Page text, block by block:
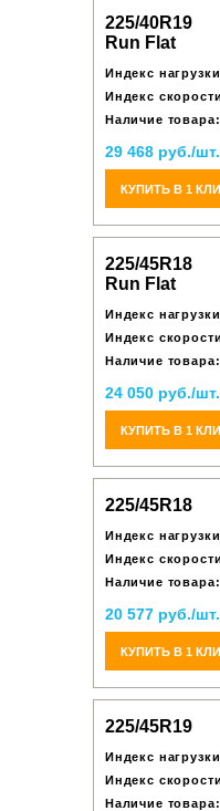
225/40R19
Run Flat
Индекс
Индекс
Наличие товара:
29 468 руб./шт.
КУПИТЬ В 1
225/45R18
Run Flat
Индекс
Индекс
Наличие товара:
24 050 руб./шт.
КУПИТЬ В 1
225/45R18
Индекс
Индекс
Наличие товара:
20 577 руб./шт.
КУПИТЬ В 1
225/45R19
Индекс
Индекс
Наличие товара: